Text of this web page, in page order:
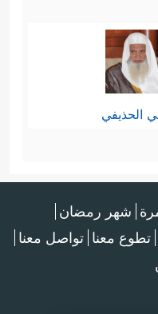
الحذيفي
شهر رمضان
تطوع معنا تواصل معنا